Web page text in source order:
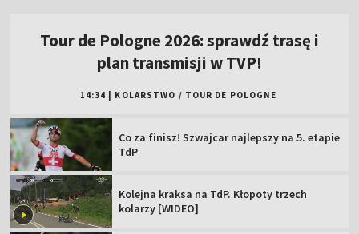
Kolejna kraksa na TdP. Kłopoty trzech
kolarzy [WIDEO]
Kiedy kolejne mecze Lewandowskiego dla
Kraksa na TdP. Nieprzyjemny upadek